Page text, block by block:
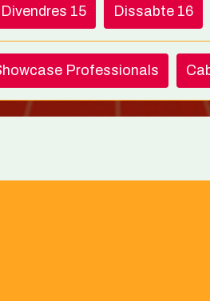
Divendres 15 Dissabte 16
Professionals